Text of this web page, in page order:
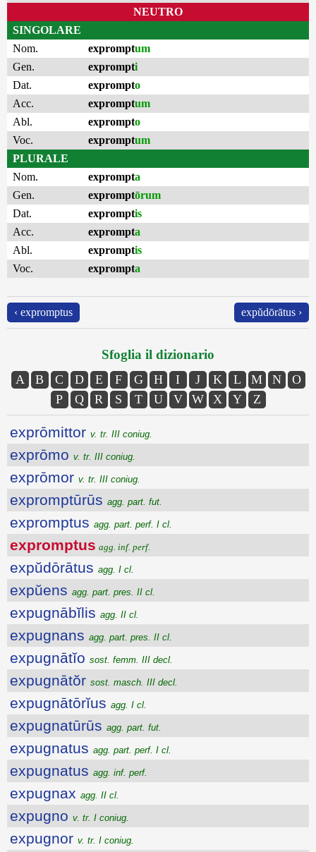
NEUTRO
SINGOLARE
Nom.
expromptum
Gen.
exprompti
Dat.
exprompto
Acc.
expromptum
Abl.
exprompto
Voc.
expromptum
PLURALE
Nom.
exprompta
Gen.
expromptōrum
Dat.
expromptis
Acc.
exprompta
Abl.
expromptis
Voc.
exprompta
‹ expromptus expŭdōrātus ›
Sfoglia il dizionario
A B C D E F G H I J K L M N
O
P
Q R S T U V W X Y Z
exprōmittor v. tr. III coniug.
exprōmo v. tr. III coniug.
exprōmor v. tr. III coniug.
expromptūrūs agg. part. fut.
expromptus agg. part. perf. I cl.
expromptus agg. inf. perf.
expŭdōrātus agg. I cl.
expŭens agg. part. pres. II cl.
expugnābĭlis agg. II cl.
expugnans agg. part. pres. II cl.
expugnātĭo sost. femm. III decl.
expugnātŏr sost. masch. III decl.
expugnātōrĭus agg. I cl.
expugnatūrūs agg. part. fut.
expugnatus agg. part. perf. I cl.
expugnatus agg. inf. perf.
expugnax agg. II cl.
expugno v. tr. I coniug.
expugnor v. tr. I coniug.